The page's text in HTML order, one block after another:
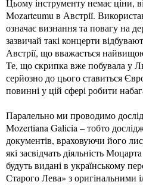
Цьому інструменту немає ціни,
Mozarteumu в Австрії.
означає визнання та повагу на
зазвичай такі концерти
Австрії, що вважається
Те, що скрипка вже побувала у
серйозно до цього ставиться
повинні у цій сфері робити
Паралельно ми проводимо
Mozertiana Galicia – тобто
документів, враховуючи його
які засвідчать діяльність
будуть видані в українському
Старого Лева» з оригінальними